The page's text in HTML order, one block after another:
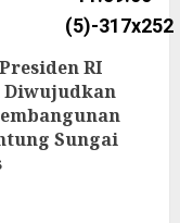
RI
Diwujudkan
Sungai